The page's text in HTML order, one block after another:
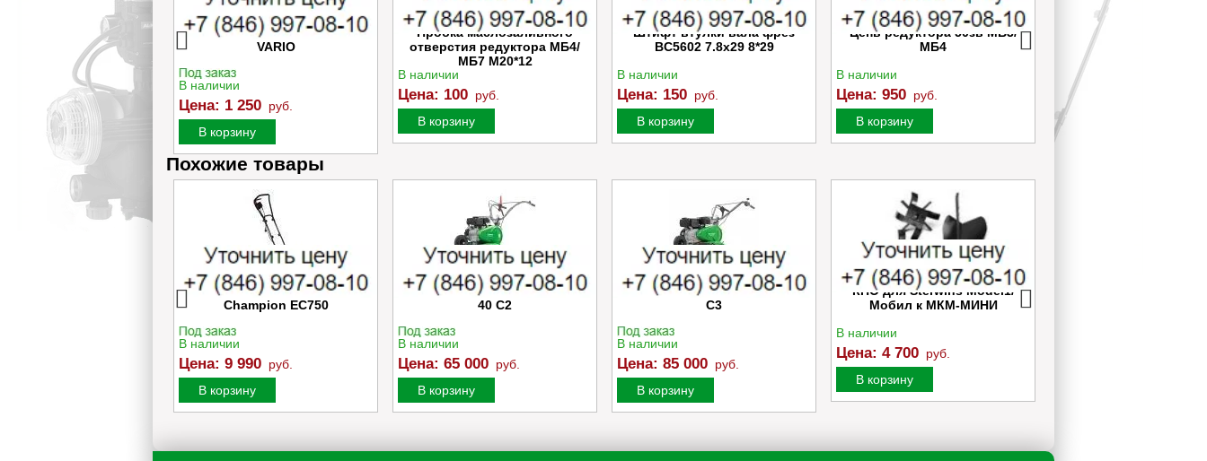
Lw Ремень Rubena
≈13*1390
руб.
Успокоитель цепи Caiman
VARIO
В наличии
Цена: 1 250 руб.
В корзину
Пробка маслозаливного
отверстия редуктора МБ4/
МБ7 M20*12
В наличии
Цена: 100 руб.
В корзину
Штифт втулки вала фрез
BC5602 7.8x29 8*29
В наличии
Цена: 150 руб.
В корзину
Цепь редуктора 50зв МБ3/
МБ4
В наличии
Цена: 950 руб.
В корзину
Ремень Ruben Z-
В наличии
Цена:
Похожие товары
Электрический культиватор
Champion EC750
В наличии
Цена: 9 990 руб.
В корзину
Культиватор Caiman MOKKO
40 C2
В наличии
Цена: 65 000 руб.
В корзину
Культиватор Caiman TRIO 70
C3
В наличии
Цена: 85 000 руб.
В корзину
КНО для Sterwins Model1/
Мобил к МКМ-МИНИ
В наличии
Цена: 4 700 руб.
В корзину